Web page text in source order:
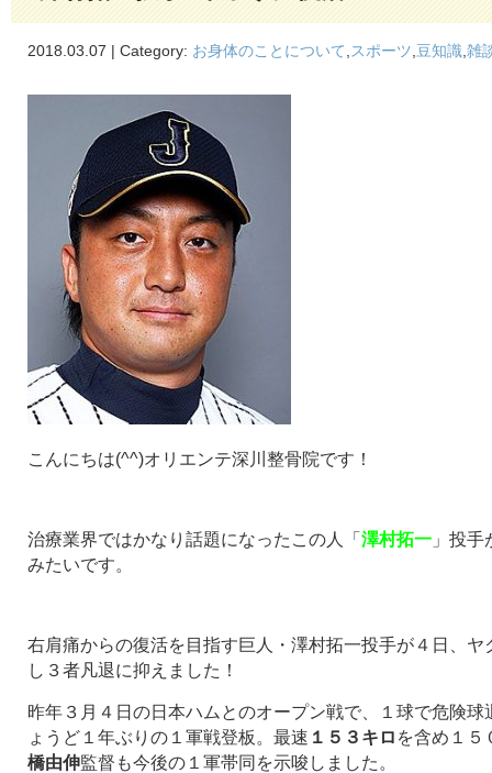
2018.03.07 | Category: お身体のことについて スポーツ 豆知識 雑
こんにちは(^^)オリエンテ深川整骨院です！
治療業界ではかなり話題になったこの人「 澤村拓一 」投
みたいです。
右肩痛からの復活を目指す巨人・澤村拓一投手が４日、ヤ
し３者凡退に抑えました！
昨年３月４日の日本ハムとのオープン戦で、１球で危険球
ょうど１年ぶりの１軍戦登板。最速 １５３キロ を含め１５
橋由伸監督も今後の１軍帯同を示唆しました。